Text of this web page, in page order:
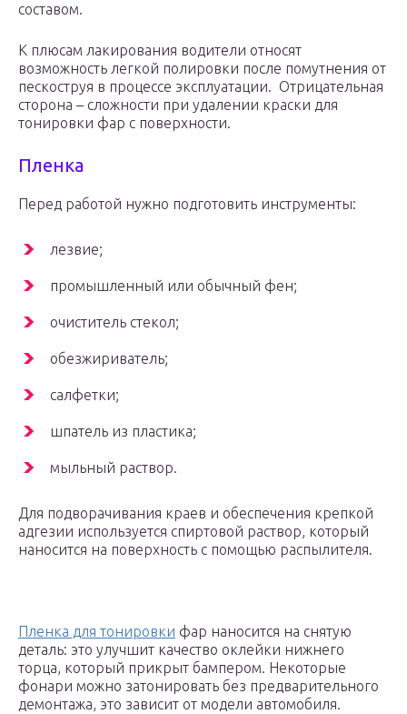
составом.
К плюсам лакирования водители относят
возможность легкой полировки после помутнения от
пескоструя в процессе эксплуатации. Отрицательная
сторона – сложности при удалении краски для
тонировки фар с поверхности.
Пленка
Перед работой нужно подготовить инструменты:
лезвие;
промышленный или обычный фен;
очиститель стекол;
обезжириватель;
салфетки;
шпатель из пластика;
мыльный раствор.
Для подворачивания краев и обеспечения крепкой
адгезии используется спиртовой раствор, который
наносится на поверхность с помощью распылителя.
Пленка для тонировки фар наносится на снятую
деталь: это улучшит качество оклейки нижнего
торца, который прикрыт бампером. Некоторые
фонари можно затонировать без предварительного
демонтажа, это зависит от модели автомобиля.